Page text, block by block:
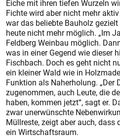
Eiche mit ihren tiefen Wurzeln
Fichte wird aber nicht mehr
war das beliebte Bauholz
heute nicht mehr möglich. „Im
Feldberg Weinbau möglich.
was in einer Gegend wie dieser
Fischbach. Doch es geht nicht
ein kleiner Wald wie in
Funktion als Naherholung. „Der
zugenommen, auch Leute, die
haben, kommen jetzt“, sagt er.
zwar unerwünschte
Müllreste, zeigt aber auch, dass
ein Wirtschaftsraum.